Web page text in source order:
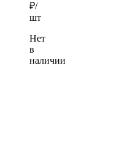
₽/
шт
Нет
в
наличии